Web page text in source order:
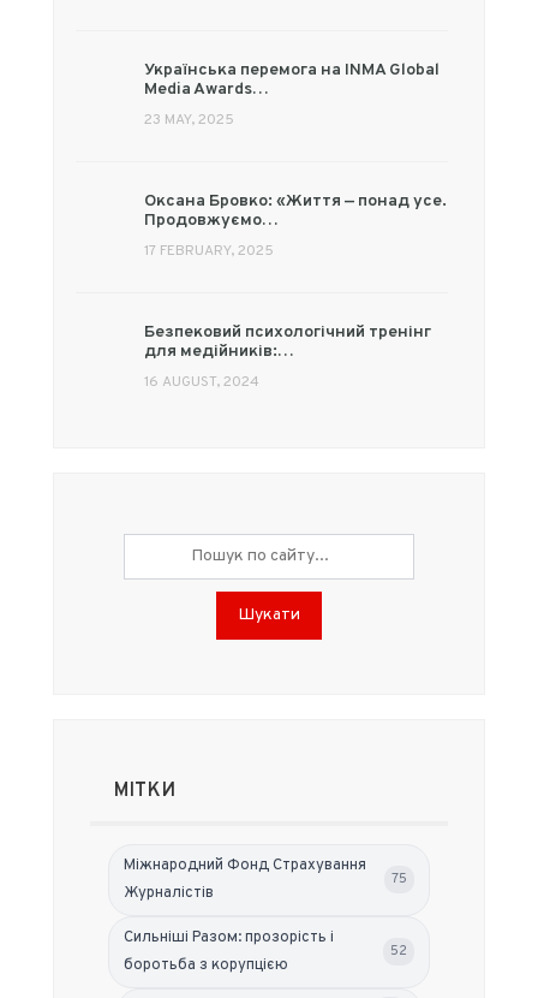
Українська перемога на INMA Global
Media Awards…
23 MAY, 2025
Оксана Бровко: «Життя — понад усе.
Продовжуємо…
17 FEBRUARY, 2025
Безпековий психологічний тренінг
для медійників:…
16 AUGUST, 2024
Шукати
МІТКИ
Міжнародний Фонд Страхування
Журналістів
75
Сильніші Разом: прозорість і
боротьба з корупцією
52